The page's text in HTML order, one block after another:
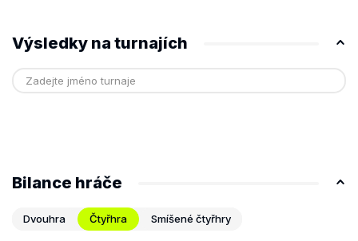
Výsledky na turnajích
Bilance hráče
Dvouhra Čtyřhra Smíšené čtyřhry